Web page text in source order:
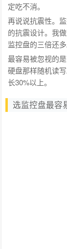
定吃不消。
再说说抗震性。
的抗震设计。我
监控盘的三倍还多
最容易被忽视的
硬盘那样随机读
长30%以上。
选监控盘最容